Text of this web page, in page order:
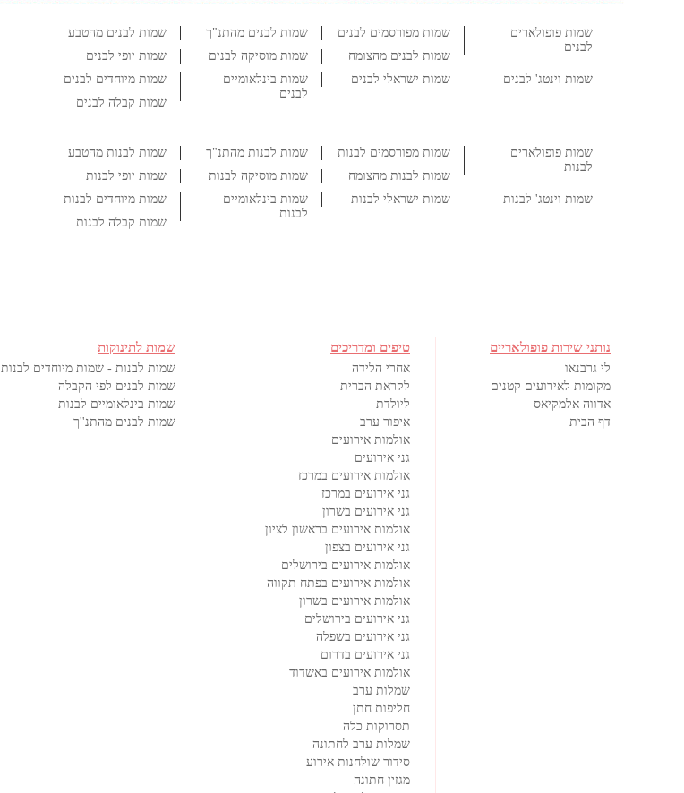
שמות פופולארים
לבנים
שמות מפורסמים לבנים שמות לבנים מהתנ"ך
שמות לבנים מהטבע
שמות לבנים מהצומח
שמות מוסיקה לבנים
שמות יופי לבנים
שמות וינטג' לבנים
שמות ישראלי לבנים
שמות בינלאומיים
לבנים
שמות מיוחדים לבנים
שמות קבלה לבנים
שמות פופולארים
לבנות
שמות מפורסמים לבנות שמות לבנות מהתנ"ך
שמות לבנות מהטבע
שמות לבנות מהצומח
שמות מוסיקה לבנות
שמות יופי לבנות
שמות וינטג' לבנות
שמות ישראלי לבנות
שמות בינלאומיים
לבנות
שמות מיוחדים לבנות
שמות קבלה לבנות
נותני שירות פופולאריים
לי גרבנאו
מקומות לאירועים קטנים
אדווה אלמקיאס
דף הבית
טיפים ומדריכים
אחרי הלידה
לקראת הברית
ליולדת
איפור ערב
אולמות אירועים
גני אירועים
אולמות אירועים במרכז
גני אירועים במרכז
גני אירועים בשרון
אולמות אירועים בראשון לציון
גני אירועים בצפון
אולמות אירועים בירושלים
אולמות אירועים בפתח תקווה
אולמות אירועים בשרון
גני אירועים בירושלים
גני אירועים בשפלה
גני אירועים בדרום
אולמות אירועים באשדוד
שמלות ערב
חליפות חתן
תסרוקות כלה
שמלות ערב לחתונה
סידור שולחנות אירוע
מגזין חתונה
שמות לתינוקות
שמות לבנות - שמות מיוחדים לבנות
שמות לבנים לפי הקבלה
שמות בינלאומיים לבנות
שמות לבנים מהתנ''ך